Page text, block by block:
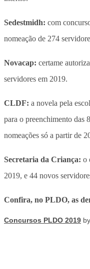
Sedestmidh: com
nomeação de 274
Novacap: certame
servidores em 2019.
CLDF: a novela pela
para o preenchimento das
nomeações só a partir de
Secretaria da Criança: o
2019, e 44 novos
Confira, no PLDO, as
Concursos PLDO 2019 by